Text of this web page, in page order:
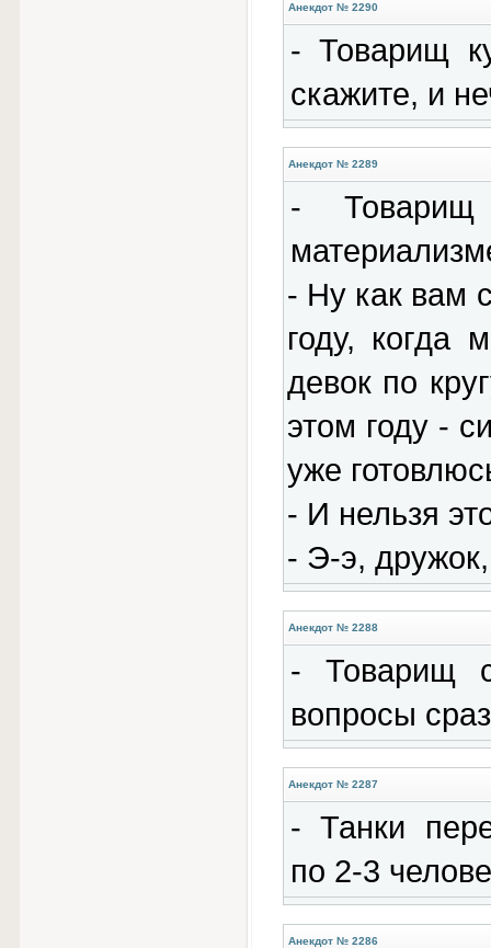
Анекдот № 2290
- Товарищ
скажите, и
Анекдот № 2289
-
- Ну как вам
году, когда
девок по
этом году -
уже
- И нельзя
- Э-э,
Анекдот № 2288
- Товаpищ
вопpосы
Анекдот № 2287
- Танки
по 2-3
Анекдот № 2286